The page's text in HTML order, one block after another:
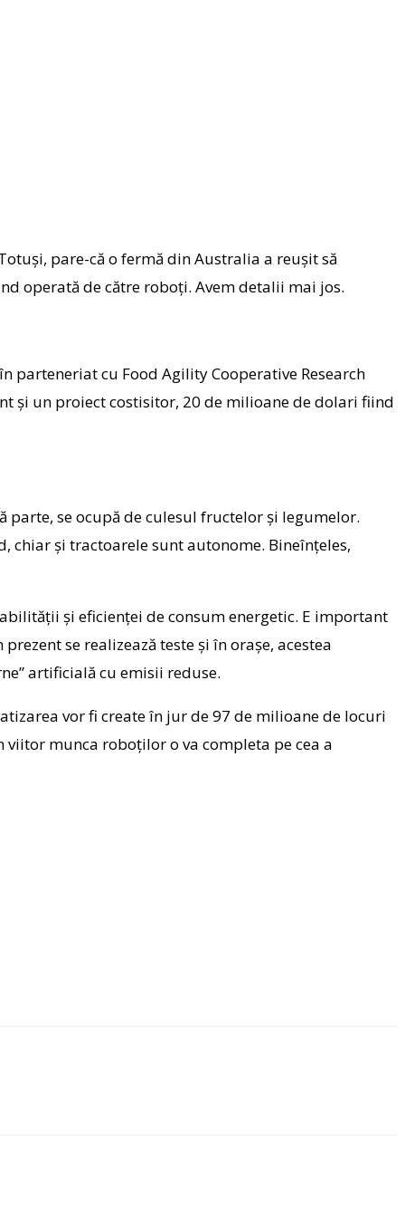
pare-că o fermă din Australia a reușit să
operată de către roboți. Avem detalii mai jos.
parteneriat cu Food Agility Cooperative Research
și un proiect costisitor, 20 de milioane de dolari fiind
se ocupă de culesul fructelor și legumelor.
și tractoarele sunt autonome. Bineînțeles,
și eficienței de consum energetic. E important
se realizează teste și în orașe, acestea
artificială cu emisii reduse.
vor fi create în jur de 97 de milioane de locuri
munca roboților o va completa pe cea a